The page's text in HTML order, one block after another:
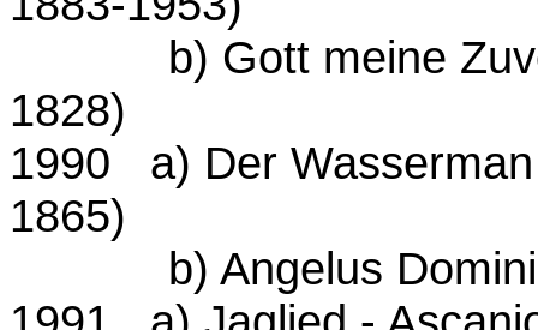
b) Gott meine
1828)
1990 a) Der
1865)
b) Angelus Domini